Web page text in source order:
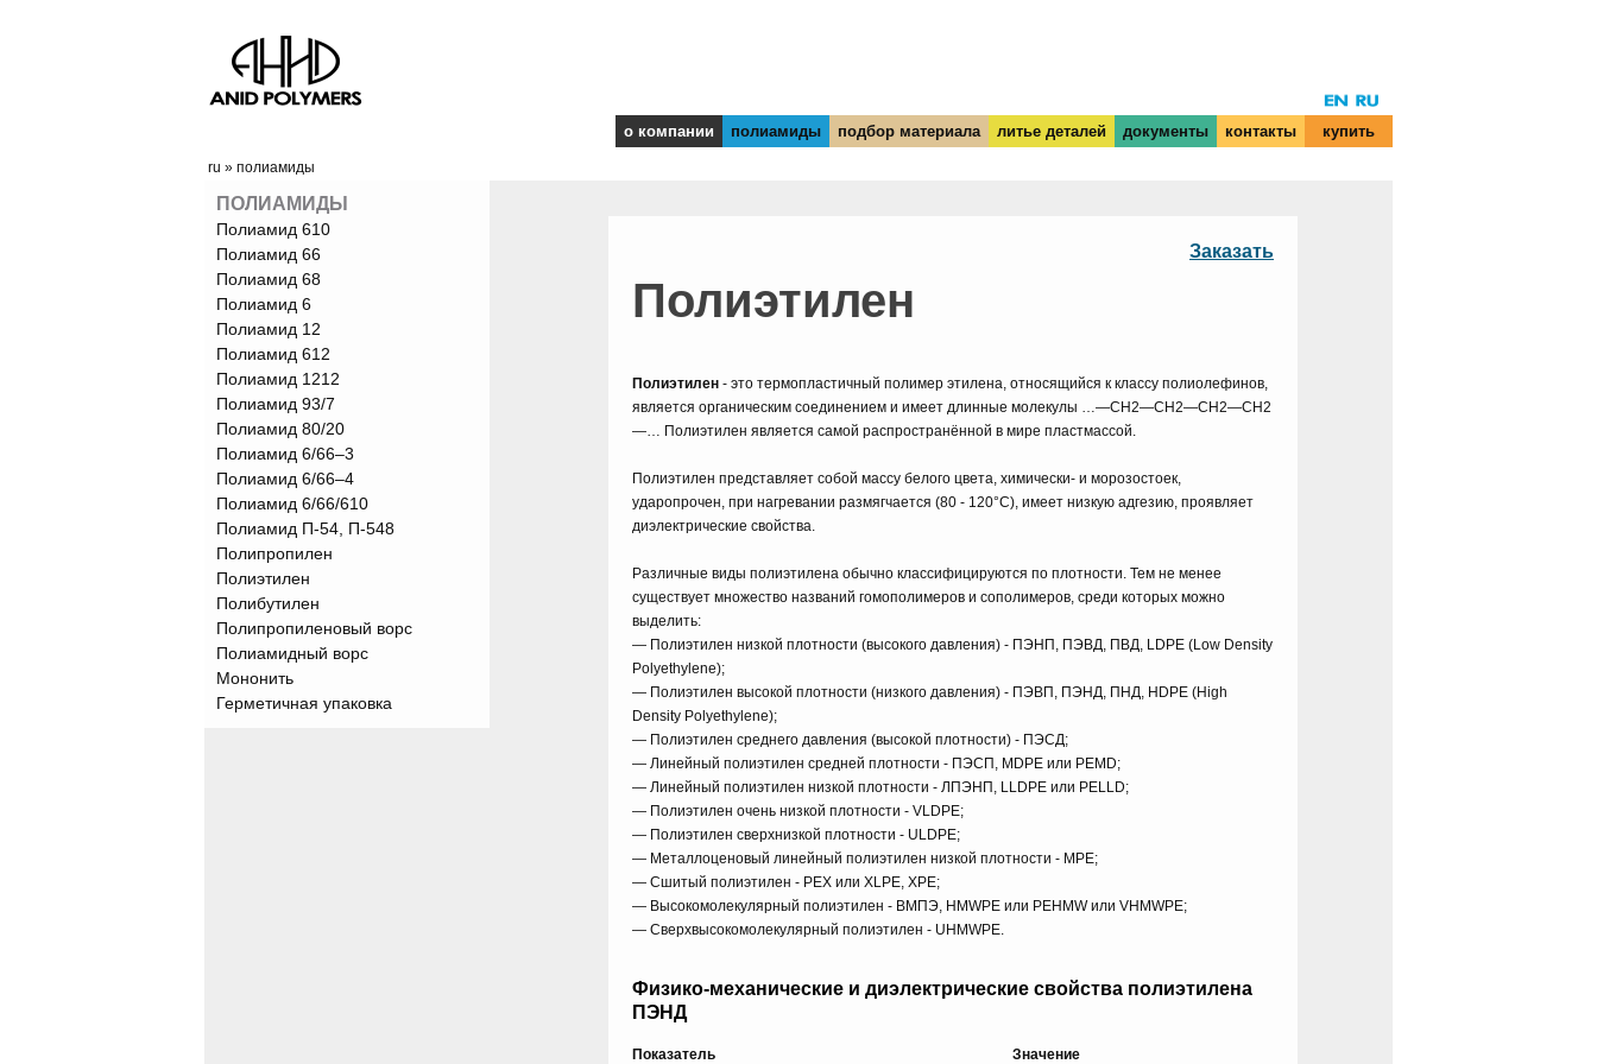
о компании полиамиды подбор материала литье деталей документы контакты купить
ru » полиамиды
ПОЛИАМИДЫ
Полиамид 610
Полиамид 66
Полиамид 68
Полиамид 6
Полиамид 12
Полиамид 612
Полиамид 1212
Полиамид 93/7
Полиамид 80/20
Полиамид 6/66‒3
Полиамид 6/66‒4
Полиамид 6/66/610
Полиамид П-54, П-548
Полипропилен
Полиэтилен
Полибутилен
Полипропиленовый ворс
Полиамидный ворс
Мононить
Герметичная упаковка
Заказать
Полиэтилен
Полиэтилен - это термопластичный полимер этилена, относящийся к классу полиолефинов,
является органическим соединением и имеет длинные молекулы …—CH2—CH2—CH2—CH2
—… Полиэтилен является самой распространённой в мире пластмассой.
Полиэтилен представляет собой массу белого цвета, химически- и морозостоек,
ударопрочен, при нагревании размягчается (80 - 120°С), имеет низкую адгезию, проявляет
диэлектрические свойства.
Различные виды полиэтилена обычно классифицируются по плотности. Тем не менее
существует множество названий гомополимеров и сополимеров, среди которых можно
выделить:
— Полиэтилен низкой плотности (высокого давления) - ПЭНП, ПЭВД, ПВД, LDPE (Low Density
Polyethylene);
— Полиэтилен высокой плотности (низкого давления) - ПЭВП, ПЭНД, ПНД, HDPE (High
Density Polyethylene);
— Полиэтилен среднего давления (высокой плотности) - ПЭСД;
— Линейный полиэтилен средней плотности - ПЭСП, MDPE или PEMD;
— Линейный полиэтилен низкой плотности - ЛПЭНП, LLDPE или PELLD;
— Полиэтилен очень низкой плотности - VLDPE;
— Полиэтилен сверхнизкой плотности - ULDPE;
— Металлоценовый линейный полиэтилен низкой плотности - MPE;
— Сшитый полиэтилен - PEX или XLPE, XPE;
— Высокомолекулярный полиэтилен - ВМПЭ, HMWPE или PEHMW или VHMWPE;
— Сверхвысокомолекулярный полиэтилен - UHMWPE.
Физико-механические и диэлектрические свойства полиэтилена
ПЭНД
Показатель Значение